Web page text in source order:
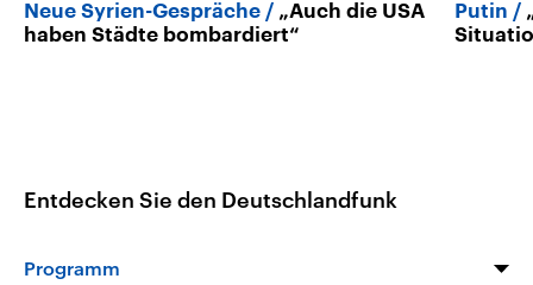
Neue Syrien-Gespräche
„Auch die USA
haben Städte bombardiert“
Putin
Entdecken Sie den Deutschlandfunk
Programm